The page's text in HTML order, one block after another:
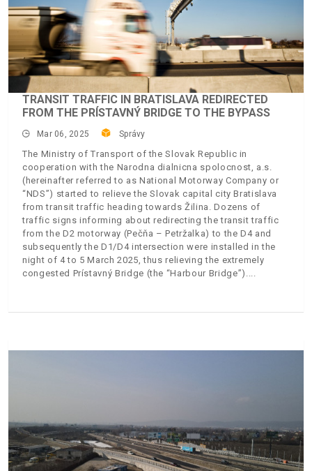
TRANSIT TRAFFIC IN BRATISLAVA REDIRECTED
FROM THE PRÍSTAVNÝ BRIDGE TO THE BYPASS
Mar 06, 2025 Správy
The Ministry of Transport of the Slovak Republic in
cooperation with the Narodna dialnicna spolocnost, a.s.
(hereinafter referred to as National Motorway Company or
“NDS”) started to relieve the Slovak capital city Bratislava
from transit traffic heading towards Žilina. Dozens of
traffic signs informing about redirecting the transit traffic
from the D2 motorway (Pečňa – Petržalka) to the D4 and
subsequently the D1/D4 intersection were installed in the
night of 4 to 5 March 2025, thus relieving the extremely
congested Prístavný Bridge (the “Harbour Bridge”).